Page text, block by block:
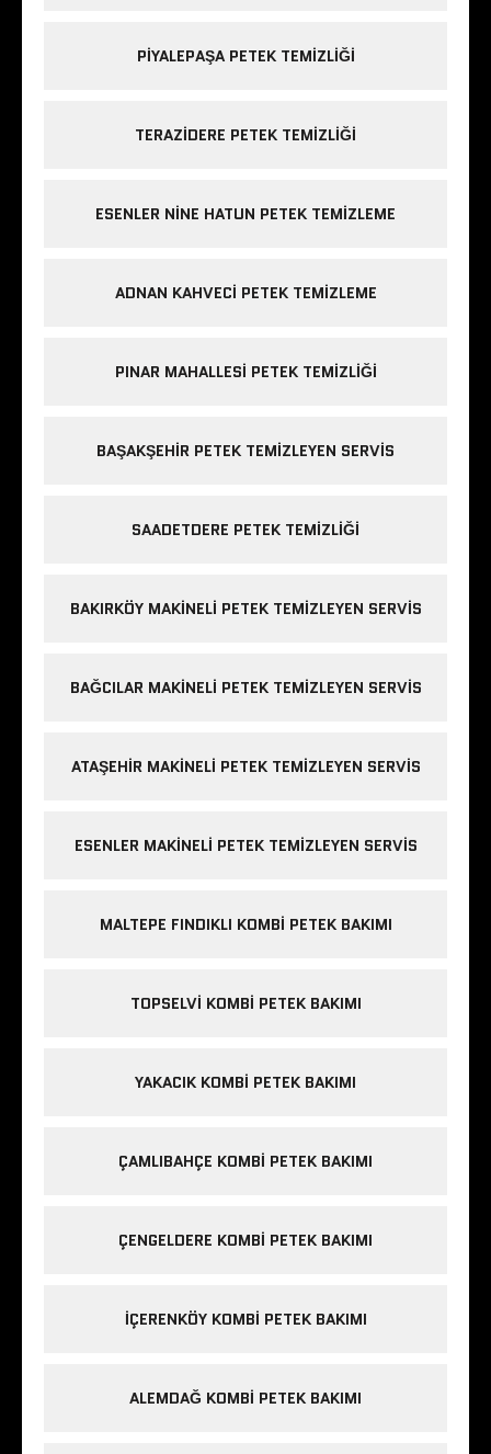
PIYALEPAŞA PETEK TEMIZLIĞI
TERAZIDERE PETEK TEMIZLIĞI
ESENLER NINE HATUN PETEK TEMIZLEME
ADNAN KAHVECI PETEK TEMIZLEME
PINAR MAHALLESI PETEK TEMIZLIĞI
BAŞAKŞEHIR PETEK TEMIZLEYEN SERVIS
SAADETDERE PETEK TEMIZLIĞI
BAKIRKÖY MAKINELI PETEK TEMIZLEYEN SERVIS
BAĞCILAR MAKINELI PETEK TEMIZLEYEN SERVIS
ATAŞEHIR MAKINELI PETEK TEMIZLEYEN SERVIS
ESENLER MAKINELI PETEK TEMIZLEYEN SERVIS
MALTEPE FINDIKLI KOMBI PETEK BAKIMI
TOPSELVI KOMBI PETEK BAKIMI
YAKACIK KOMBI PETEK BAKIMI
ÇAMLIBAHÇE KOMBI PETEK BAKIMI
ÇENGELDERE KOMBI PETEK BAKIMI
IÇERENKÖY KOMBI PETEK BAKIMI
ALEMDAĞ KOMBI PETEK BAKIMI